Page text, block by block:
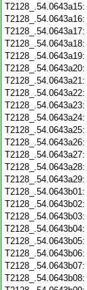
T2128_.54.0643a15:
T2128_.54.0643a16:
T2128_.54.0643a17:
T2128_.54.0643a18:
T2128_.54.0643a19:
T2128_.54.0643a20:
T2128_.54.0643a21:
T2128_.54.0643a22:
T2128_.54.0643a23:
T2128_.54.0643a24:
T2128_.54.0643a25:
T2128_.54.0643a26:
T2128_.54.0643a27:
T2128_.54.0643a28:
T2128_.54.0643a29:
T2128_.54.0643b01:
T2128_.54.0643b02:
T2128_.54.0643b03:
T2128_.54.0643b04:
T2128_.54.0643b05:
T2128_.54.0643b06:
T2128_.54.0643b07:
T2128_.54.0643b08: